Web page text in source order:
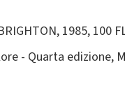
1985, 100
- Quarta edizione,